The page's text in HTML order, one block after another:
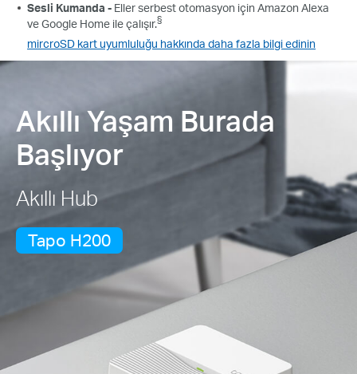
Sesli Kumanda - Eller serbest otomasyon için Amazon Alexa
ve Google Home ile çalışır.§
mircroSD kart uyumluluğu hakkında daha fazla bilgi edinin
Akıllı Yaşam Burada
Başlıyor
Akıllı Hub
Tapo H200